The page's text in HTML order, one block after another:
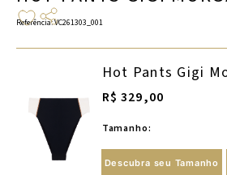
Referência:VC261303_001
Hot Pants Gigi
R$ 329,00
Tamanho:
Descubra seu Tamanho